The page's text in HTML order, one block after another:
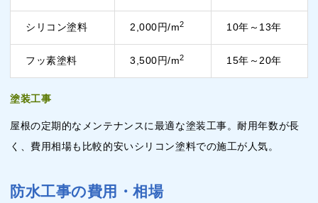
シリコン塗料 2,000円/m2 10年～13年
フッ素塗料 3,500円/m2 15年～20年
塗装工事
屋根の定期的なメンテナンスに最適な塗装工事。耐用年数が長
く、費用相場も比較的安いシリコン塗料での施工が人気。
防水工事の費用・相場